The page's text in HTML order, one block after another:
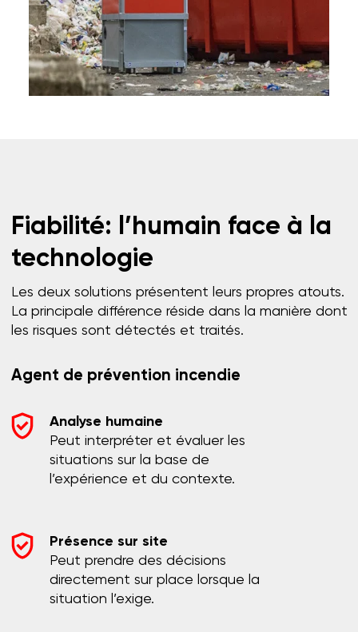
Fiabilité: l’humain face à la
technologie
Les deux solutions présentent leurs propres atouts.
La principale différence réside dans la manière dont
les risques sont détectés et traités.
Agent de prévention incendie
Analyse humaine
Peut interpréter et évaluer les
situations sur la base de
l’expérience et du contexte.
Présence sur site
Peut prendre des décisions
directement sur place lorsque la
situation l’exige.